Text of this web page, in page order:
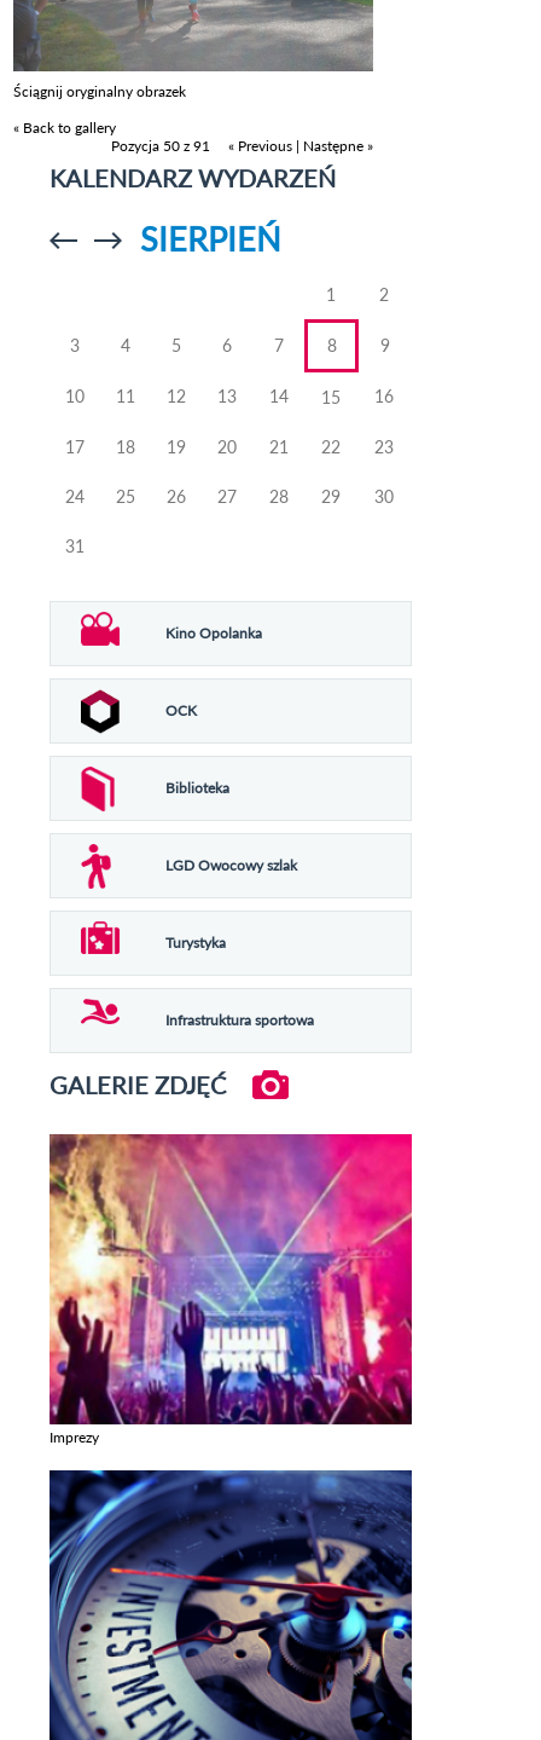
Ściągnij oryginalny obrazek
« Back to gallery
Pozycja 50 z 91
« Previous | Następne »
KALENDARZ WYDARZEŃ
Przejdź doPrzejdź do
SIERPIEŃ
1 2
3 4 5 6 7 8 9
10 11 12 13 14 15 16
17 18 19 20 21 22 23
24 25 26 27 28 29 30
31
Kino Opolanka
OCK
Biblioteka
LGD Owocowy szlak
Turystyka
Infrastruktura sportowa
GALERIE ZDJĘĆ
Imprezy